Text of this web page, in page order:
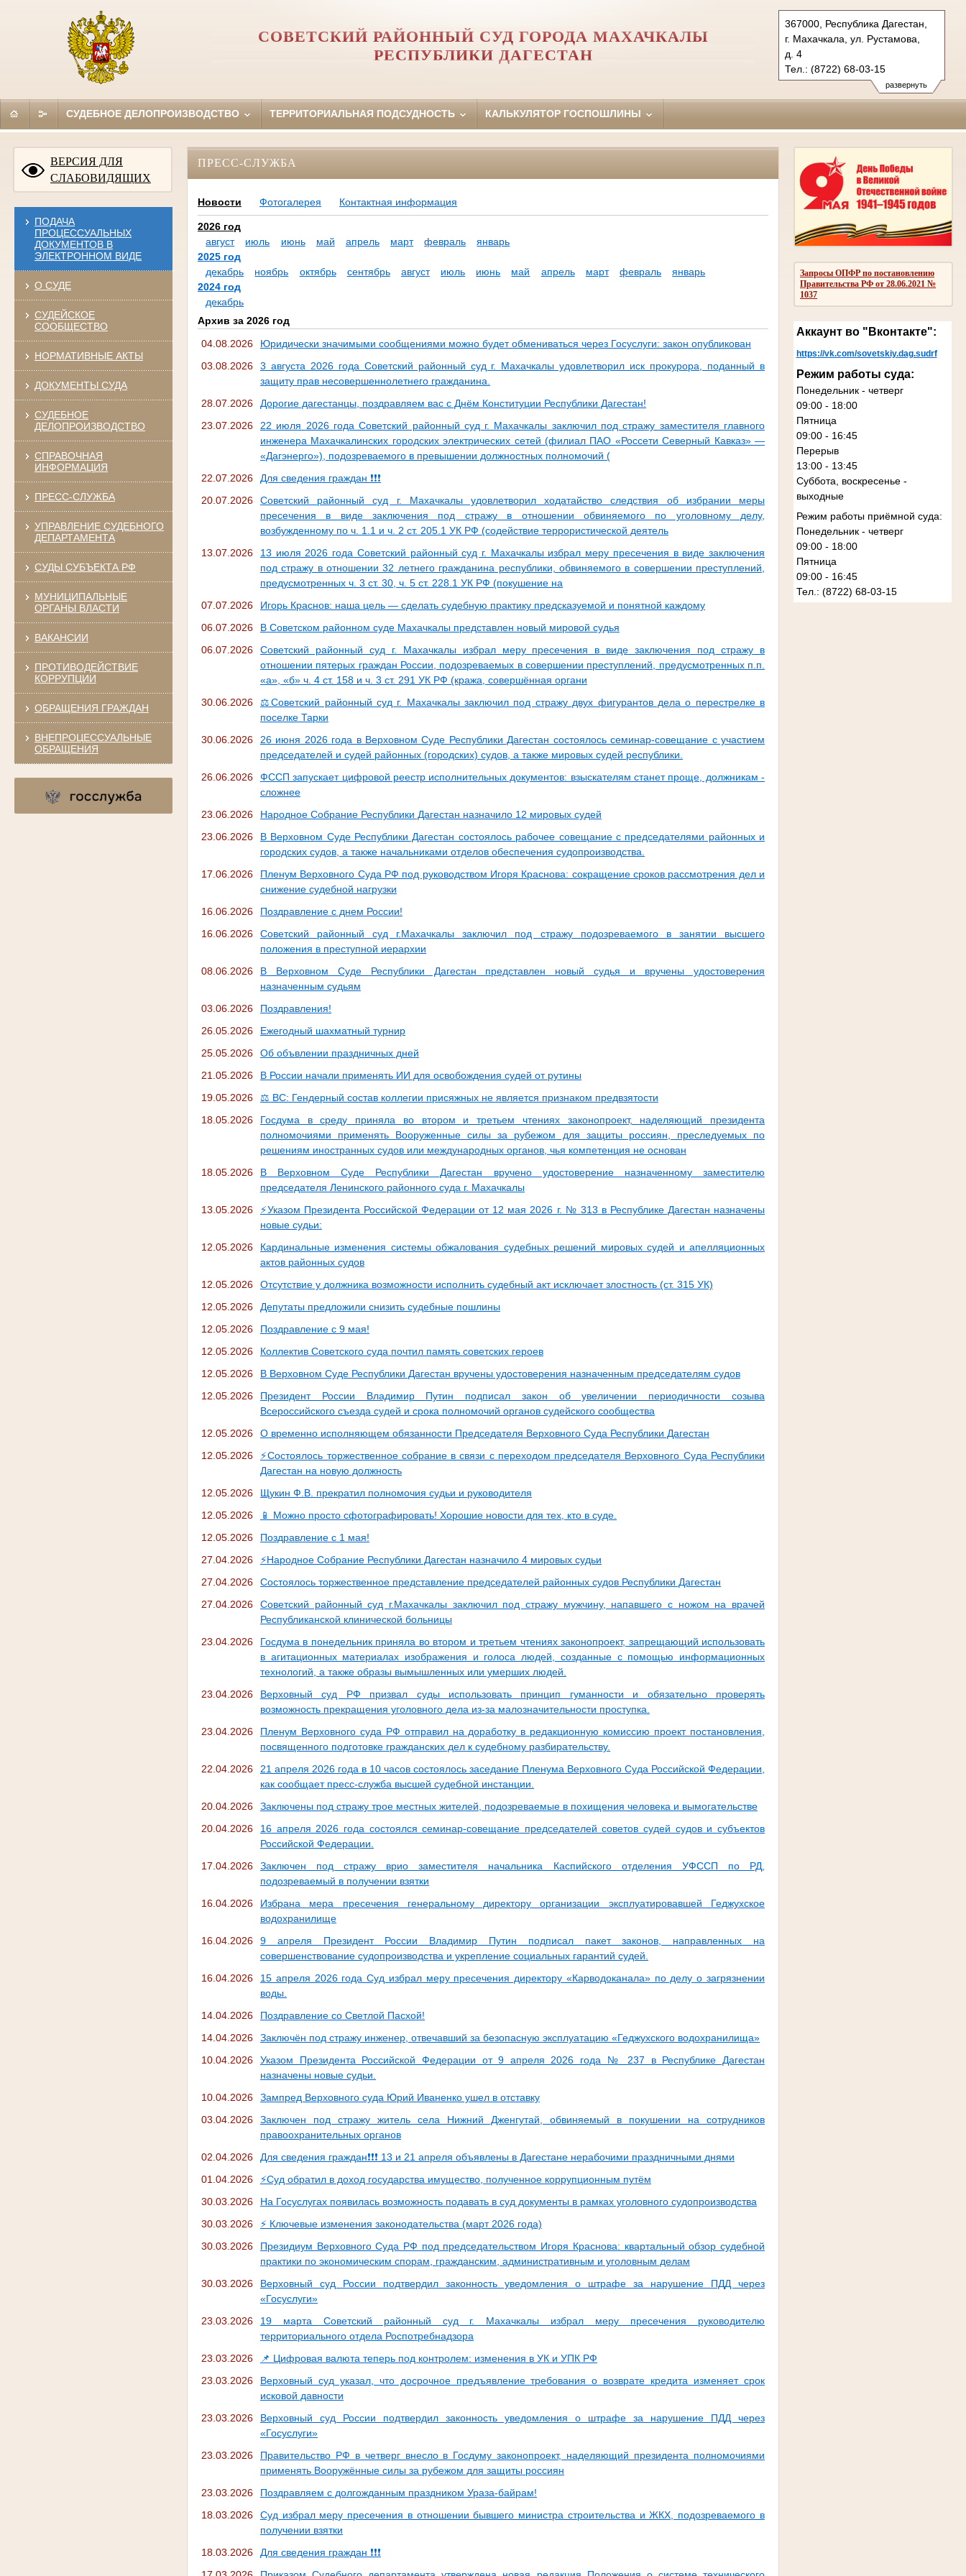
развернуть
367000, Республика Дагестан,
г. Махачкала, ул. Рустамова,
д. 4
Тел.: (8722) 68-03-15
sovetskiy.dag@sudrf.ru
СОВЕТСКИЙ РАЙОННЫЙ СУД ГОРОДА МАХАЧКАЛЫ
РЕСПУБЛИКИ ДАГЕСТАН
СУДЕБНОЕ ДЕЛОПРОИЗВОДСТВО ТЕРРИТОРИАЛЬНАЯ ПОДСУДНОСТЬ КАЛЬКУЛЯТОР ГОСПОШЛИНЫ
ВЕРСИЯ ДЛЯ
СЛАБОВИДЯЩИХ
ПОДАЧА
ПРОЦЕССУАЛЬНЫХ
ДОКУМЕНТОВ В
ЭЛЕКТРОННОМ ВИДЕ
О СУДЕ
СУДЕЙСКОЕ
СООБЩЕСТВО
НОРМАТИВНЫЕ АКТЫ
ДОКУМЕНТЫ СУДА
СУДЕБНОЕ
ДЕЛОПРОИЗВОДСТВО
СПРАВОЧНАЯ
ИНФОРМАЦИЯ
ПРЕСС-СЛУЖБА
УПРАВЛЕНИЕ СУДЕБНОГО
ДЕПАРТАМЕНТА
СУДЫ СУБЪЕКТА РФ
МУНИЦИПАЛЬНЫЕ
ОРГАНЫ ВЛАСТИ
ВАКАНСИИ
ПРОТИВОДЕЙСТВИЕ
КОРРУПЦИИ
ОБРАЩЕНИЯ ГРАЖДАН
ВНЕПРОЦЕССУАЛЬНЫЕ
ОБРАЩЕНИЯ
Запросы ОПФР по постановлению
Правительства РФ от 28.06.2021 №
1037
Аккаунт во "Вконтакте":
https://vk.com/sovetskiy.dag.sudrf
Режим работы суда:
Понедельник - четверг
09:00 - 18:00
Пятница
09:00 - 16:45
Перерыв
13:00 - 13:45
Суббота, воскресенье -
выходные
Режим работы приёмной суда:
Понедельник - четверг
09:00 - 18:00
Пятница
09:00 - 16:45
Тел.: (8722) 68-03-15
ПРЕСС-СЛУЖБА
Новости Фотогалерея Контактная информация
2026 год
август
июль июнь май апрель март февраль
январь
2025 год
декабрь
ноябрь октябрь сентябрь август июль июнь май апрель март февраль
январь
2024 год
декабрь
Архив за 2026 год
04.08.2026
Юридически значимыми сообщениями можно будет обмениваться через Госуслуги: закон опубликован
03.08.2026
3 августа 2026 года Советский районный суд г. Махачкалы удовлетворил иск прокурора, поданный в
защиту прав несовершеннолетнего гражданина.
28.07.2026
Дорогие дагестанцы, поздравляем вас с Днём Конституции Республики Дагестан!
23.07.2026
22 июля 2026 года Советский районный суд г. Махачкалы заключил под стражу заместителя главного
инженера Махачкалинских городских электрических сетей (филиал ПАО «Россети Северный Кавказ» —
«Дагэнерго»), подозреваемого в превышении должностных полномочий (
22.07.2026
Для сведения граждан ❗️❗️❗️
20.07.2026
Советский районный суд г. Махачкалы удовлетворил ходатайство следствия об избрании меры
пресечения в виде заключения под стражу в отношении обвиняемого по уголовному делу,
возбужденному по ч. 1.1 и ч. 2 ст. 205.1 УК РФ (содействие террористической деятель
13.07.2026
13 июля 2026 года Советский районный суд г. Махачкалы избрал меру пресечения в виде заключения
под стражу в отношении 32 летнего гражданина республики, обвиняемого в совершении преступлений,
предусмотренных ч. 3 ст. 30, ч. 5 ст. 228.1 УК РФ (покушение на
07.07.2026
Игорь Краснов: наша цель — сделать судебную практику предсказуемой и понятной каждому
06.07.2026
В Советском районном суде Махачкалы представлен новый мировой судья
06.07.2026
Советский районный суд г. Махачкалы избрал меру пресечения в виде заключения под стражу в
отношении пятерых граждан России, подозреваемых в совершении преступлений, предусмотренных п.п.
«а», «б» ч. 4 ст. 158 и ч. 3 ст. 291 УК РФ (кража, совершённая органи
30.06.2026
⚖️Советский районный суд г. Махачкалы заключил под стражу двух фигурантов дела о перестрелке в
поселке Тарки
30.06.2026
26 июня 2026 года в Верховном Суде Республики Дагестан состоялось семинар-совещание с участием
председателей и судей районных (городских) судов, а также мировых судей республики.
26.06.2026
ФССП запускает цифровой реестр исполнительных документов: взыскателям станет проще, должникам -
сложнее
23.06.2026
Народное Собрание Республики Дагестан назначило 12 мировых судей
23.06.2026
В Верховном Суде Республики Дагестан состоялось рабочее совещание с председателями районных и
городских судов, а также начальниками отделов обеспечения судопроизводства.
17.06.2026
Пленум Верховного Суда РФ под руководством Игоря Краснова: сокращение сроков рассмотрения дел и
снижение судебной нагрузки
16.06.2026
Поздравление с днем России!
16.06.2026
Советский районный суд г.Махачкалы заключил под стражу подозреваемого в занятии высшего
положения в преступной иерархии
08.06.2026
В Верховном Суде Республики Дагестан представлен новый судья и вручены удостоверения
назначенным судьям
03.06.2026
Поздравления!
26.05.2026
Ежегодный шахматный турнир
25.05.2026
Об объвлении праздничных дней
21.05.2026
В России начали применять ИИ для освобождения судей от рутины
19.05.2026
⚖ ВС: Гендерный состав коллегии присяжных не является признаком предвзятости
18.05.2026
Госдума в среду приняла во втором и третьем чтениях законопроект, наделяющий президента
полномочиями применять Вооруженные силы за рубежом для защиты россиян, преследуемых по
решениям иностранных судов или международных органов, чья компетенция не основан
18.05.2026
В Верховном Суде Республики Дагестан вручено удостоверение назначенному заместителю
председателя Ленинского районного суда г. Махачкалы
13.05.2026
⚡️Указом Президента Российской Федерации от 12 мая 2026 г. № 313 в Республике Дагестан назначены
новые судьи:
12.05.2026
Кардинальные изменения системы обжалования судебных решений мировых судей и апелляционных
актов районных судов
12.05.2026
Отсутствие у должника возможности исполнить судебный акт исключает злостность (ст. 315 УК)
12.05.2026
Депутаты предложили снизить судебные пошлины
12.05.2026
Поздравление с 9 мая!
12.05.2026
Коллектив Советского суда почтил память советских героев
12.05.2026
В Верховном Суде Республики Дагестан вручены удостоверения назначенным председателям судов
12.05.2026
Президент России Владимир Путин подписал закон об увеличении периодичности созыва
Всероссийского съезда судей и срока полномочий органов судейского сообщества
12.05.2026
О временно исполняющем обязанности Председателя Верховного Суда Республики Дагестан
12.05.2026
⚡️Состоялось торжественное собрание в связи с переходом председателя Верховного Суда Республики
Дагестан на новую должность
12.05.2026
Щукин Ф.В. прекратил полномочия судьи и руководителя
12.05.2026
📱 Можно просто сфотографировать! Хорошие новости для тех, кто в суде.
12.05.2026
Поздравление с 1 мая!
27.04.2026
⚡️Народное Собрание Республики Дагестан назначило 4 мировых судьи
27.04.2026
Состоялось торжественное представление председателей районных судов Республики Дагестан
27.04.2026
Советский районный суд г.Махачкалы заключил под стражу мужчину, напавшего с ножом на врачей
Республиканской клинической больницы
23.04.2026
Госдума в понедельник приняла во втором и третьем чтениях законопроект, запрещающий использовать
в агитационных материалах изображения и голоса людей, созданные с помощью информационных
технологий, а также образы вымышленных или умерших людей.
23.04.2026
Верховный суд РФ призвал суды использовать принцип гуманности и обязательно проверять
возможность прекращения уголовного дела из-за малозначительности проступка.
23.04.2026
Пленум Верховного суда РФ отправил на доработку в редакционную комиссию проект постановления,
посвященного подготовке гражданских дел к судебному разбирательству.
22.04.2026
21 апреля 2026 года в 10 часов состоялось заседание Пленума Верховного Суда Российской Федерации,
как сообщает пресс-служба высшей судебной инстанции.
20.04.2026
Заключены под стражу трое местных жителей, подозреваемые в похищения человека и вымогательстве
20.04.2026
16 апреля 2026 года состоялся семинар-совещание председателей советов судей судов и субъектов
Российской Федерации.
17.04.2026
Заключен под стражу врио заместителя начальника Каспийского отделения УФССП по РД,
подозреваемый в получении взятки
16.04.2026
Избрана мера пресечения генеральному директору организации эксплуатировавшей Геджухское
водохранилище
16.04.2026
9 апреля Президент России Владимир Путин подписал пакет законов, направленных на
совершенствование судопроизводства и укрепление социальных гарантий судей.
16.04.2026
15 апреля 2026 года Суд избрал меру пресечения директору «Карводоканала» по делу о загрязнении
воды.
14.04.2026
Поздравление со Светлой Пасхой!
14.04.2026
Заключён под стражу инженер, отвечавший за безопасную эксплуатацию «Геджухского водохранилища»
10.04.2026
Указом Президента Российской Федерации от 9 апреля 2026 года № 237 в Республике Дагестан
назначены новые судьи.
10.04.2026
Зампред Верховного суда Юрий Иваненко ушел в отставку
03.04.2026
Заключен под стражу житель села Нижний Дженгутай, обвиняемый в покушении на сотрудников
правоохранительных органов
02.04.2026
Для сведения граждан❗❗❗ 13 и 21 апреля объявлены в Дагестане нерабочими праздничными днями
01.04.2026
⚡️Суд обратил в доход государства имущество, полученное коррупционным путём
30.03.2026
На Госуслугах появилась возможность подавать в суд документы в рамках уголовного судопроизводства
30.03.2026
⚡️ Ключевые изменения законодательства (март 2026 года)
30.03.2026
Президиум Верховного Суда РФ под председательством Игоря Краснова: квартальный обзор судебной
практики по экономическим спорам, гражданским, административным и уголовным делам
30.03.2026
Верховный суд России подтвердил законность уведомления о штрафе за нарушение ПДД через
«Госуслуги»
23.03.2026
19 марта Советский районный суд г. Махачкалы избрал меру пресечения руководителю
территориального отдела Роспотребнадзора
23.03.2026
📌 Цифровая валюта теперь под контролем: изменения в УК и УПК РФ
23.03.2026
Верховный суд указал, что досрочное предъявление требования о возврате кредита изменяет срок
исковой давности
23.03.2026
Верховный суд России подтвердил законность уведомления о штрафе за нарушение ПДД через
«Госуслуги»
23.03.2026
Правительство РФ в четверг внесло в Госдуму законопроект, наделяющий президента полномочиями
применять Вооружённые силы за рубежом для защиты россиян
23.03.2026
Поздравляем с долгожданным праздником Ураза-байрам!
18.03.2026
Суд избрал меру пресечения в отношении бывшего министра строительства и ЖКХ, подозреваемого в
получении взятки
18.03.2026
Для сведения граждан ❗️❗️❗️